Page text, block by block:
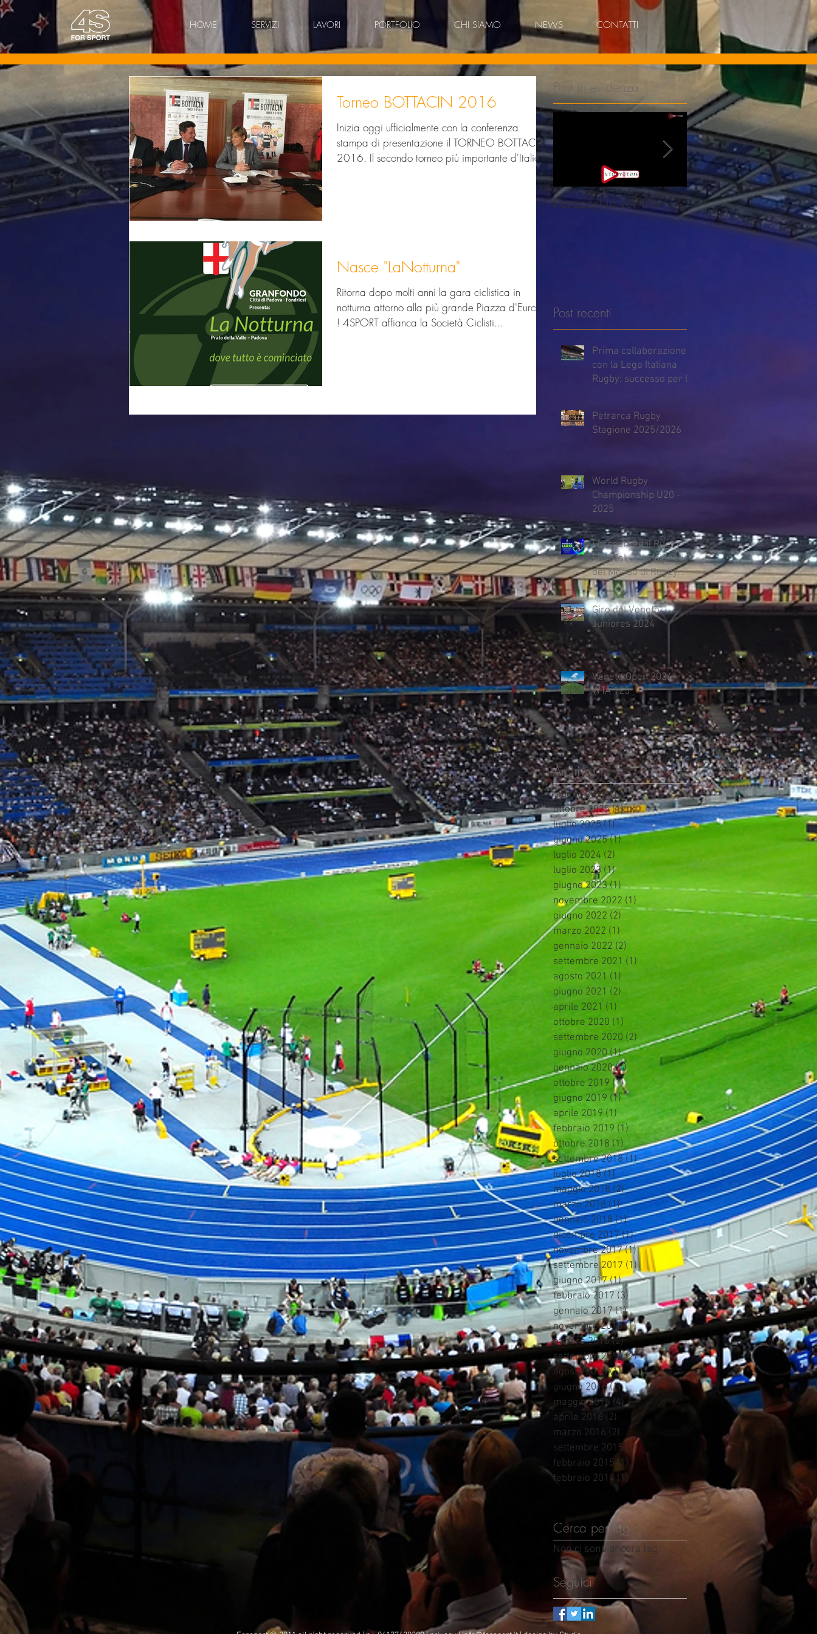
HOME SERVIZI LAVORI PORTFOLIO CHI SIAMO NEWS CONTATTI
Torneo BOTTACIN 2016
Inizia oggi ufficialmente con la conferenza
stampa di presentazione il TORNEO BOTTACIN
2016. Il secondo torneo più importante d'Italia...
Nasce "LaNotturna"
Ritorna dopo molti anni la gara ciclistica in
notturna attorno alla più grande Piazza d'Europa
! 4SPORT affianca la Società Ciclisti...
Post in evidenza
Forsport in vetrina
Granfondo Città di
Padova - Polo
Ristorazione
Post recenti
Prima collaborazione
con la Lega Italiana
Rugby: successo per la
Petrarca Rugby
Stagione 2025/2026
World Rugby
Championship U20 -
2025
Forsport ed il Rugby
Festival - Campionati
del Mondo di Rugby
U.20
Giro del Veneto
Juniores 2024
Veneto Open 2024 -
WTA 125
Archivio
giugno 2026 (1)1 post
ottobre 2025 (1)1 post
luglio 2025 (1)1 post
giugno 2025 (1)1 post
luglio 2024 (2)
luglio 2023 (1)1 post
giugno 2023 (1)1 post
novembre 2022 (1)
giugno 2022 (2)
marzo 2022 (1)
gennaio 2022 (2)
settembre 2021 (1)
agosto 2021 (1) 1 post
giugno 2021 (2) 2 post
aprile 2021 (1) 1 post
ottobre 2020 (1)
settembre 2020 (2)2 post
giugno 2020 (1)1 post
gennaio 2020 (1)1 post
ottobre 2019 (1)1 post
giugno 2019 (1)1 post
aprile 2019 (1)1 post
febbraio 2019 (1) 1 post
ottobre 2018 (1)1 post
settembre 2018 (1)1 post
luglio 2018 (1)1 post
maggio 2018 (2)2 post
marzo 2018 (1)1 post
gennaio 2018 (1)1 post
dicembre 2017 (1)1 post
novembre 2017 (1)1 post
settembre 2017 (1)1 post
giugno 2017 (1)1 post
febbraio 2017 (3)
gennaio 2017 (1)1 post
novembre 2016 (1)1 post
ottobre 2016 (2)2 post
settembre 2016 (2)2 post
agosto 2016 (1)1 post
giugno 2016 (1)1 post
maggio 2016 (4)4 post
aprile 2016 (2) 2 post
marzo 2016 (2)
settembre 2015 (1)1 post
febbraio 2015 (1) 1 post
febbraio 2014 (1)
Cerca per tag
Non ci sono ancora tag.
Seguici